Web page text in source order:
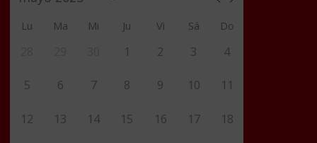
Lu Ma Mi Ju Vi Sá Do
1 2 3 4
5 6 7 8 9 10 11
12 13 14 15 16 17 18